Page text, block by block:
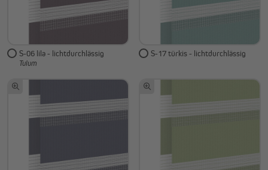
S-06 lila - lichtdurchlässig
Tulum
S-17 türkis - lichtdurchlässig